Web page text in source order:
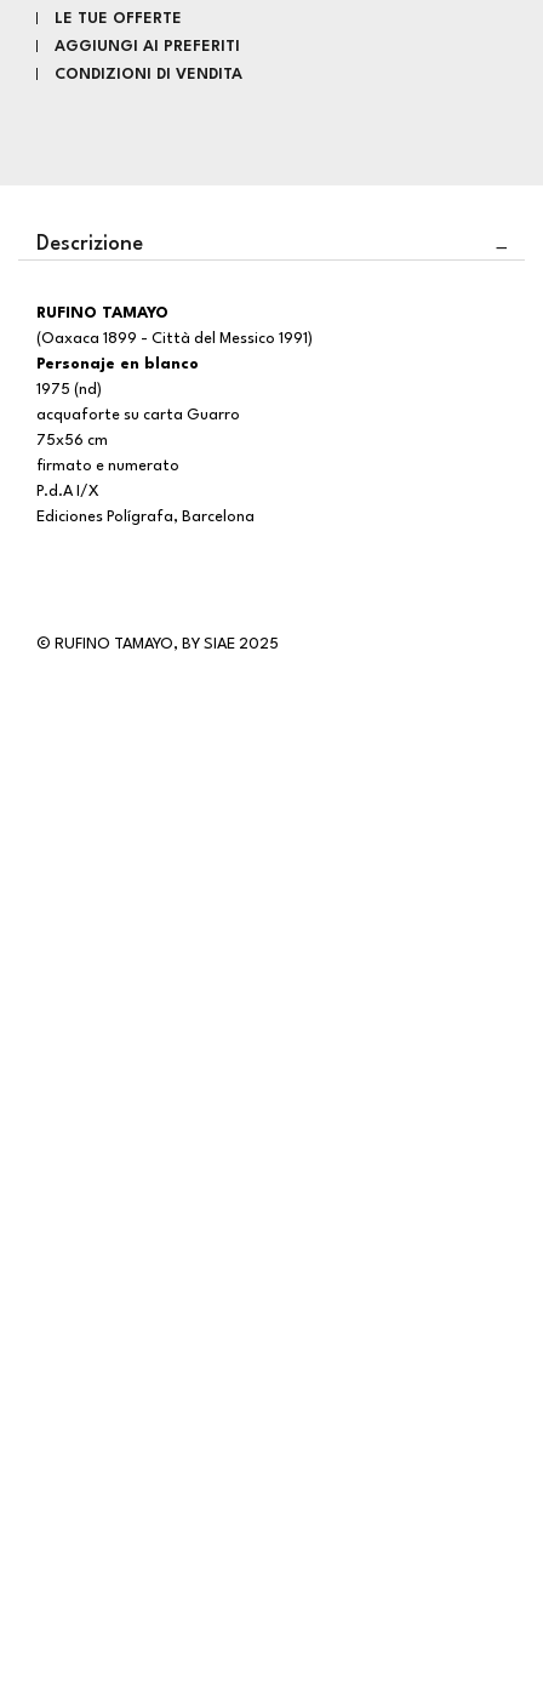
LE TUE OFFERTE
AGGIUNGI AI PREFERITI
CONDIZIONI DI VENDITA
Descrizione
RUFINO TAMAYO
(Oaxaca 1899 - Città del Messico 1991)
Personaje en blanco
1975 (nd)
acquaforte su carta Guarro
75x56 cm
firmato e numerato
P.d.A I/X
Ediciones Polígrafa, Barcelona
© RUFINO TAMAYO, BY SIAE 2025